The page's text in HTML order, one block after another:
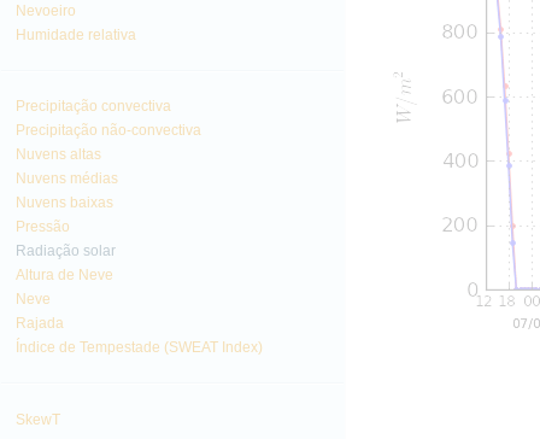
Nevoeiro
Humidade relativa
Precipitação convectiva
Precipitação não-convectiva
Nuvens altas
Nuvens médias
Nuvens baixas
Pressão
Radiação solar
Altura de Neve
Neve
Rajada
Índice de Tempestade (SWEAT Index)
SkewT